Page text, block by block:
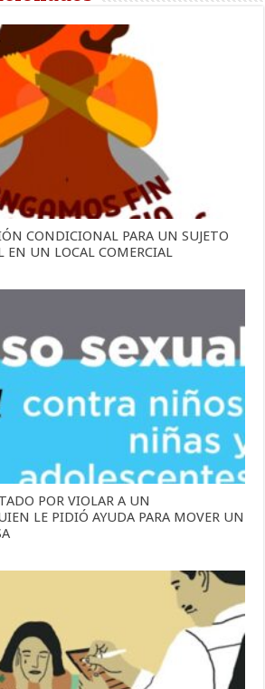
CONDICIONAL PARA UN SUJETO
EN UN LOCAL COMERCIAL
POR VIOLAR A UN
LE PIDIÓ AYUDA PARA MOVER UN